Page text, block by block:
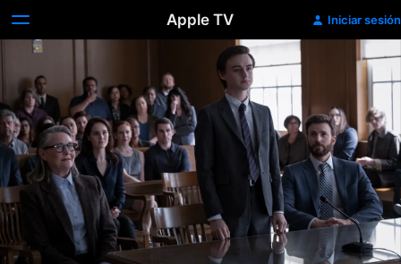
Apple TV Iniciar sesión